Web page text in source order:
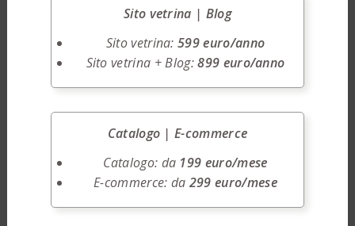
Sito vetrina | Blog
Sito vetrina:599 euro/anno
Sito vetrina + Blog:899 euro/anno
Catalogo | E-commerce
Catalogo: da 199 euro/mese
E-commerce: da 299 euro/mese